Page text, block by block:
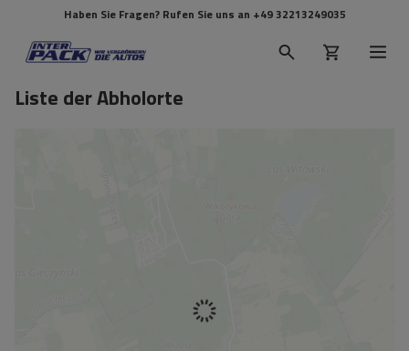
Haben Sie Fragen? Rufen Sie uns an +49 32213249035
Liste der Abholorte